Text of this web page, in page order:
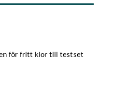
för fritt klor till testset